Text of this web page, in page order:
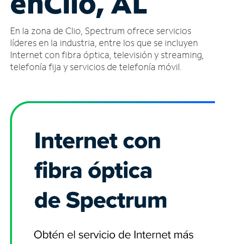
cuenta
Encuentra
una
tienda
En la zona de Clio, Spectrum ofrece servicios
líderes en la industria, entre los que se incluyen
Internet con fibra óptica, televisión y streaming,
telefonía fija y servicios de telefonía móvil.